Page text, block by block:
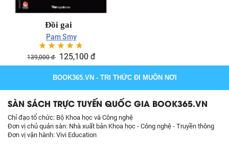
Đồi gai
Pam Smy
☆☆☆☆☆
139,000 đ 125,100 đ
BOOK365.VN - TRI THỨC ĐI MUÔN NƠI
SÀN SÁCH TRỰC TUYẾN QUỐC GIA BOOK365.VN
Chỉ đạo tổ chức: Bộ Khoa học và Công nghệ
Đơn vị chủ quản sàn: Nhà xuất bản Khoa học - Công nghệ - Truyền thông
Đơn vị vận hành: Vivi Education